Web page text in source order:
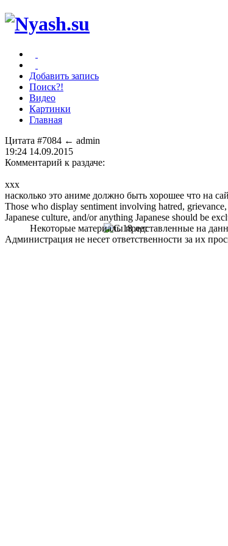
Добавить запись
Поиск?!
Видео
Картинки
Главная
Цитата #7084 ← admin
19:24 14.09.2015
Комментарий к раздаче:
xxx
насколько это аниме должно быть хорошее что на
Those who display sentiment involving hatred,
Japanese culture, and/or anything Japanese should be
Некоторые материалы представленные на
Администрация не несет ответственности за их